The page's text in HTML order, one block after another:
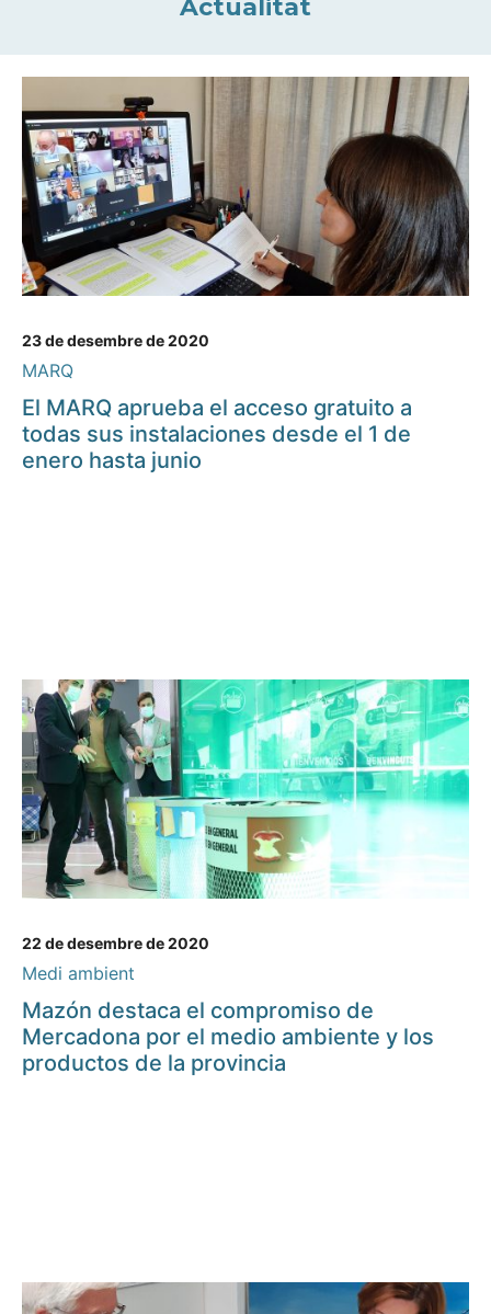
Actualitat
23 de desembre de 2020
MARQ
El MARQ aprueba el acceso gratuito a
todas sus instalaciones desde el 1 de
enero hasta junio
22 de desembre de 2020
Medi ambient
Mazón destaca el compromiso de
Mercadona por el medio ambiente y los
productos de la provincia